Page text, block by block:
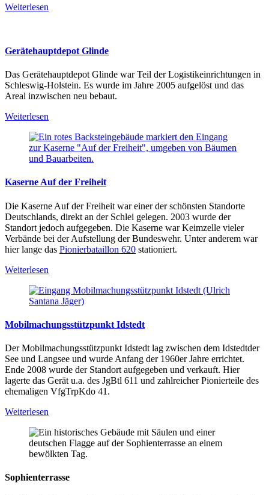
Weiterlesen
Gerätehauptdepot Glinde
Das Gerätehauptdepot Glinde war Teil der Logistikeinrichtungen in
Schleswig-Holstein. Es wurde im Jahre 2005 aufgelöst und das
Areal inzwischen neu bebaut.
Weiterlesen
Kaserne Auf der Freiheit
Die Kaserne Auf der Freiheit war einer der schönsten Standorte
Deutschlands, direkt an der Schlei gelegen. 2003 wurde der
Standort jedoch aufgegeben. Die Kaserne war Keimzelle vieler
Verbände bei der Aufstellung der Bundeswehr. Unter anderem war
hier lange das Pionierbataillon 620 stationiert.
Weiterlesen
Mobilmachungsstützpunkt Idstedt
Der Mobilmachungsstützpunkt Idstedt lag zwischen dem Idstedtder
See und Langsee und wurde Anfang der 1960er Jahre errichtet.
Ende 2008 wurde der Standort aufgegeben und verkauft. Hier
lagerte das Gerät u.a. des JgBtl 611 und zahlreicher Pionierteile des
ehemaligen VfgTrpKdo 41.
Weiterlesen
Sophienterrasse